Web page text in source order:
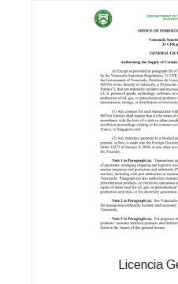
Licencia